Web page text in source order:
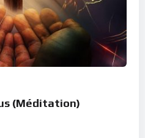
(Méditation)